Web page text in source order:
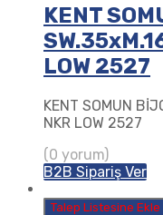
KENT
LOW 2527
KENT SOMUN
NKR LOW 2527
(0 yorum)
B2B Sipariş Ver
Talep Listesine Ekle